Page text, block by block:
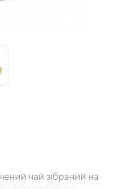
чай зібраний на